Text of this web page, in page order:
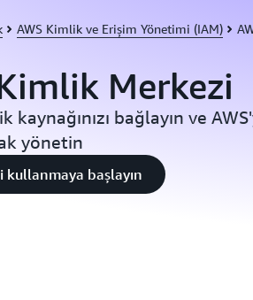
AWS Kimlik ve Erişim Yönetimi (IAM)
Merkezi
bağlayın ve
yönetin
başlayın